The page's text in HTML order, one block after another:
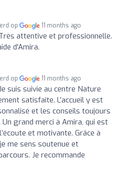
op 11 months ago
attentive et professionnelle.
d'Amira.
op 11 months ago
suis suivie au centre Nature
satisfaite. L’accueil y est
et les conseils toujours
grand merci à Amira, qui est
et motivante. Grâce à
me sens soutenue et
Je recommande